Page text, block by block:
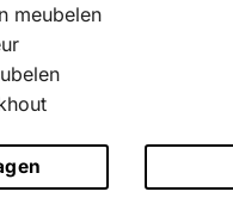
meubelen